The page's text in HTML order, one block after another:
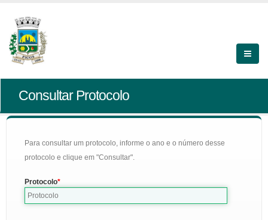
Consultar Protocolo
Para consultar um protocolo, informe o ano e o número desse
protocolo e clique em "Consultar".
Protocolo